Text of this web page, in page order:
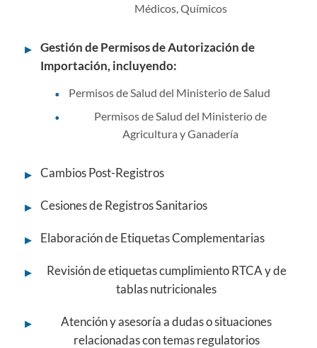
Médicos, Químicos
▶
Gestión de Permisos de Autorización de
Importación, incluyendo:
• Permisos de Salud del Ministerio de Salud
•
Permisos de Salud del Ministerio de
Agricultura y Ganadería
▶ Cambios Post-Registros
▶ Cesiones de Registros Sanitarios
▶ Elaboración de Etiquetas Complementarias
▶
Revisión de etiquetas cumplimiento RTCA y de
tablas nutricionales
▶
Atención y asesoría a dudas o situaciones
relacionadas con temas regulatorios